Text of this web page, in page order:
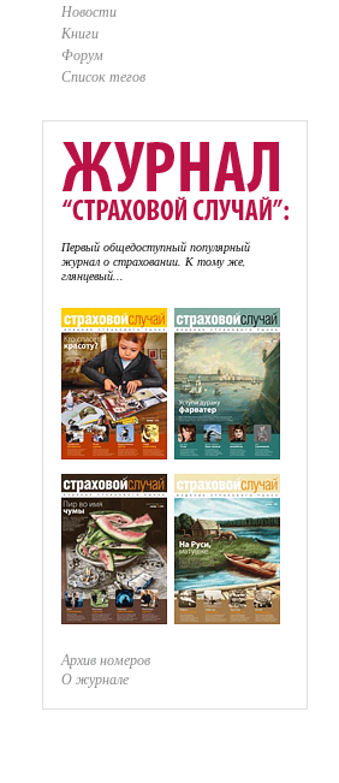
Новости
Книги
Форум
Список тегов
Первый общедоступный популярный
журнал о страховании. К тому же,
глянцевый...
Архив номеров
О журнале